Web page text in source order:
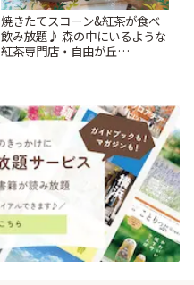
焼きたてスコーン&紅茶が食べ
飲み放題♪ 森の中にいるような
紅茶専門店・自由が丘